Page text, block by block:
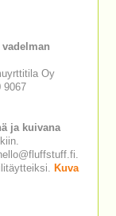
Oy
9067
ja kuivana
Kuva